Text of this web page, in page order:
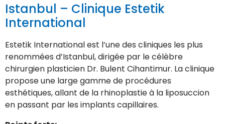
Istanbul – Clinique Estetik
International
Estetik International est l’une des cliniques les plus
renommées d’Istanbul, dirigée par le célèbre
chirurgien plasticien Dr. Bulent Cihantimur. La clinique
propose une large gamme de procédures
esthétiques, allant de la rhinoplastie à la liposuccion
en passant par les implants capillaires.